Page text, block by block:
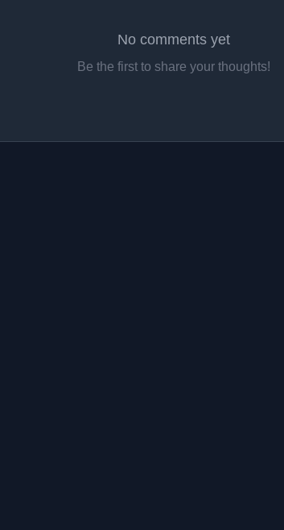
No comments yet
Be the first to share your thoughts!